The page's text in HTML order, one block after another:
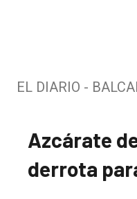
EL DIARIO -
Azcárate
derrota